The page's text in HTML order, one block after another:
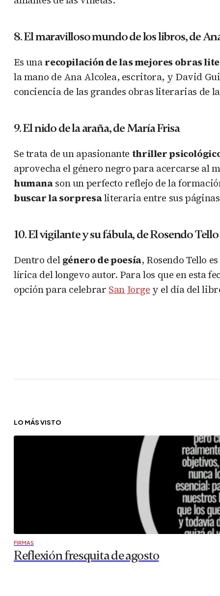
8. El maravilloso mundo de los libros, de
Es unarecopilación de las mejores obras
la mano de Ana Alcolea, escritora, y David
conciencia de las grandes obras literarias de
9. El nido de la araña, de María Frisa
Se trata de un apasionante thriller
aprovecha el género negro para acercarse al
humanason un perfecto reflejo de la
buscar la sorpresaliteraria entre sus páginas
10. El vigilante y su fábula, de Rosendo Tello
Dentro delgénero de poesía, Rosendo Tello
lírica del longevo autor. Para los que en esta
opción para celebrar San Jorge y el día del
LO MÁS VISTO
FIRMAS
Reflexión fresquita de agosto